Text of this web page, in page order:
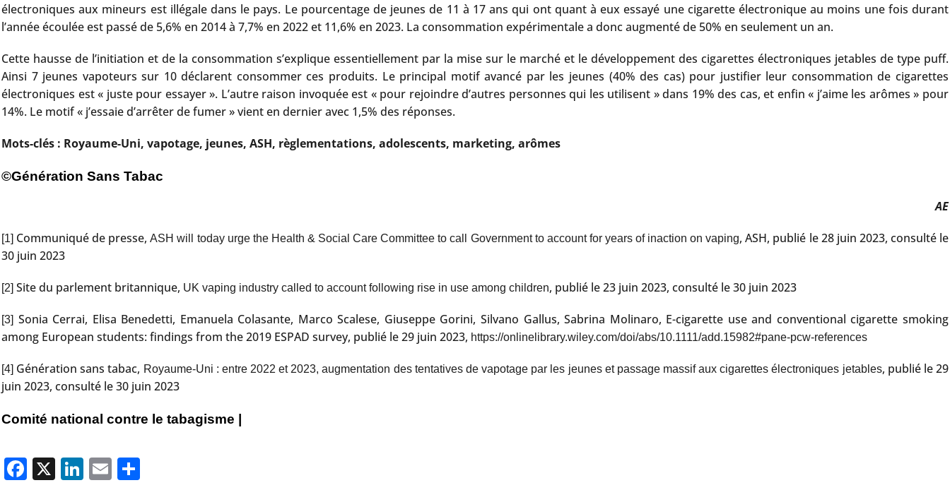
électroniques aux mineurs est illégale dans le pays. Le pourcentage de jeunes de 11 à 17 ans qui ont quant à eux essayé une cigarette électronique au moins une fois durant
l’année écoulée est passé de 5,6% en 2014 à 7,7% en 2022 et 11,6% en 2023. La consommation expérimentale a donc augmenté de 50% en seulement un an.
Cette hausse de l’initiation et de la consommation s’explique essentiellement par la mise sur le marché et le développement des cigarettes électroniques jetables de type puff.
Ainsi 7 jeunes vapoteurs sur 10 déclarent consommer ces produits. Le principal motif avancé par les jeunes (40% des cas) pour justifier leur consommation de cigarettes
électroniques est « juste pour essayer ». L’autre raison invoquée est « pour rejoindre d’autres personnes qui les utilisent » dans 19% des cas, et enfin « j’aime les arômes » pour
14%. Le motif « j’essaie d’arrêter de fumer » vient en dernier avec 1,5% des réponses.
Mots-clés : Royaume-Uni, vapotage, jeunes, ASH, règlementations, adolescents, marketing, arômes
©Génération Sans Tabac
AE
[1] Communiqué de presse,ASH will today urge the Health & Social Care Committee to call Government to account for years of inaction on vaping, ASH, publié le 28 juin 2023, consulté le
30 juin 2023
[2] Site du parlement britannique, UK vaping industry called to account following rise in use among children, publié le 23 juin 2023, consulté le 30 juin 2023
[3] Sonia Cerrai, Elisa Benedetti, Emanuela Colasante, Marco Scalese, Giuseppe Gorini, Silvano Gallus, Sabrina Molinaro, E-cigarette use and conventional cigarette smoking
among European students: findings from the 2019 ESPAD survey, publié le 29 juin 2023, https://onlinelibrary.wiley.com/doi/abs/10.1111/add.15982#pane-pcw-references
[4] Génération sans tabac, Royaume-Uni : entre 2022 et 2023, augmentation des tentatives de vapotage par les jeunes et passage massif aux cigarettes électroniques jetables, publié le 29
juin 2023, consulté le 30 juin 2023
Comité national contre le tabagisme |
Facebook
X LinkedIn
Email